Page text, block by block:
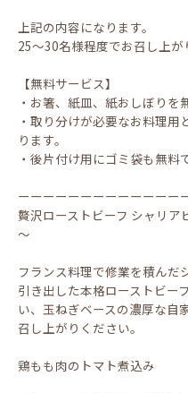
上記の内容になります。
25～30名様程度でお召し上が
【無料サービス】
・お箸、紙皿、紙おしぼりを
・取り分けが必要なお料理用
ります。
・後片付け用にゴミ袋も無料
ーーーーーーーーーーーーー
贅沢ローストビーフ シャリア
～
フランス料理で修業を積んだ
引き出した本格ローストビー
い、玉ねぎベースの濃厚な自
召し上がりください。
鶏もも肉のトマト煮込み